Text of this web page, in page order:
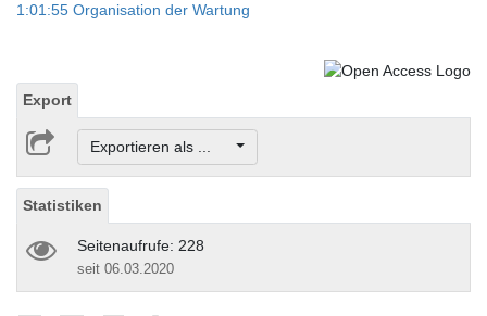
1:01:55 Organisation der Wartung
Export
Exportieren als ...
Statistiken
Seitenaufrufe: 228
seit 06.03.2020